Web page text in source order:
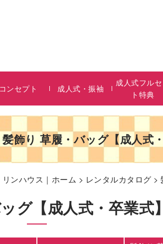
ンセプト 成人式・振袖
成人式フルセ
ト特典
髪飾り 草履・バッグ【成人式
ンハウス｜ホーム > レンタルカタログ >
グ【成人式・卒業式